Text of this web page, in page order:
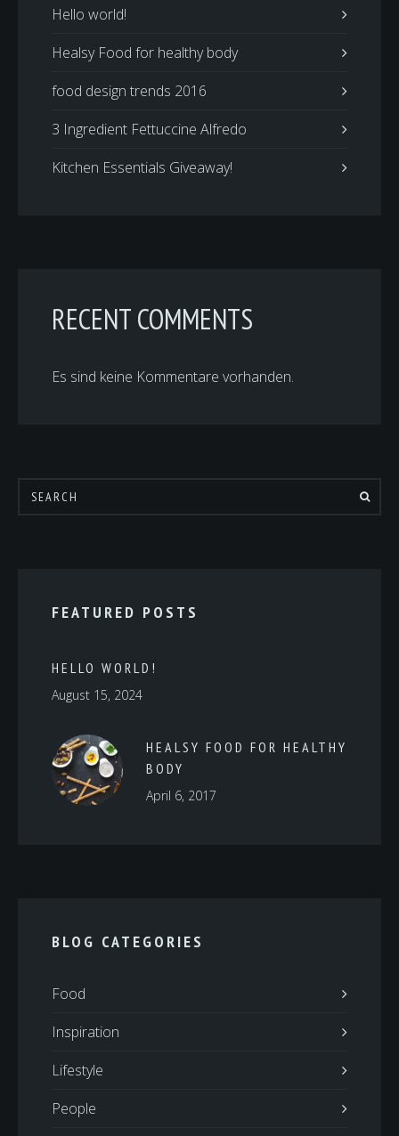
Hello world!
Healsy Food for healthy body
food design trends 2016
3 Ingredient Fettuccine Alfredo
Kitchen Essentials Giveaway!
RECENT COMMENTS
Es sind keine Kommentare vorhanden.
FEATURED POSTS
HELLO WORLD!
August 15, 2024
HEALSY FOOD FOR HEALTHY
BODY
April 6, 2017
BLOG CATEGORIES
Food
Inspiration
Lifestyle
People